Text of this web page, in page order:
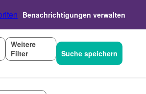
Benachrichtigungen verwalten
Weitere
Filter
Suche speichern